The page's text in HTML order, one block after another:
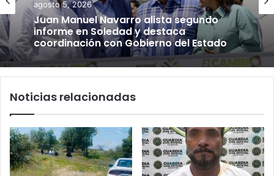
agosto 5, 2026
Juan Manuel Navarro alista segundo
informe en Soledad y destaca
coordinación con Gobierno del Estado
Noticias relacionadas